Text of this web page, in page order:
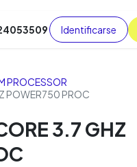
Cursos Blog
Identificarse
PROCESSOR
POWER750 PROC
3.7 GHZ